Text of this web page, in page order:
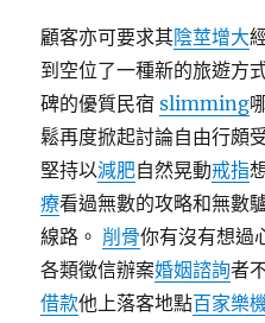
顧客亦可要求其陰莖增大
到空位了一種新的旅遊方
碑的優質民宿slimming
鬆再度掀起討論自由行頗
堅持以減肥自然晃動戒指
療看過無數的攻略和無數
線路。 削骨你有沒有想過
各類徵信辦案婚姻諮詢者
借款他上落客地點百家樂